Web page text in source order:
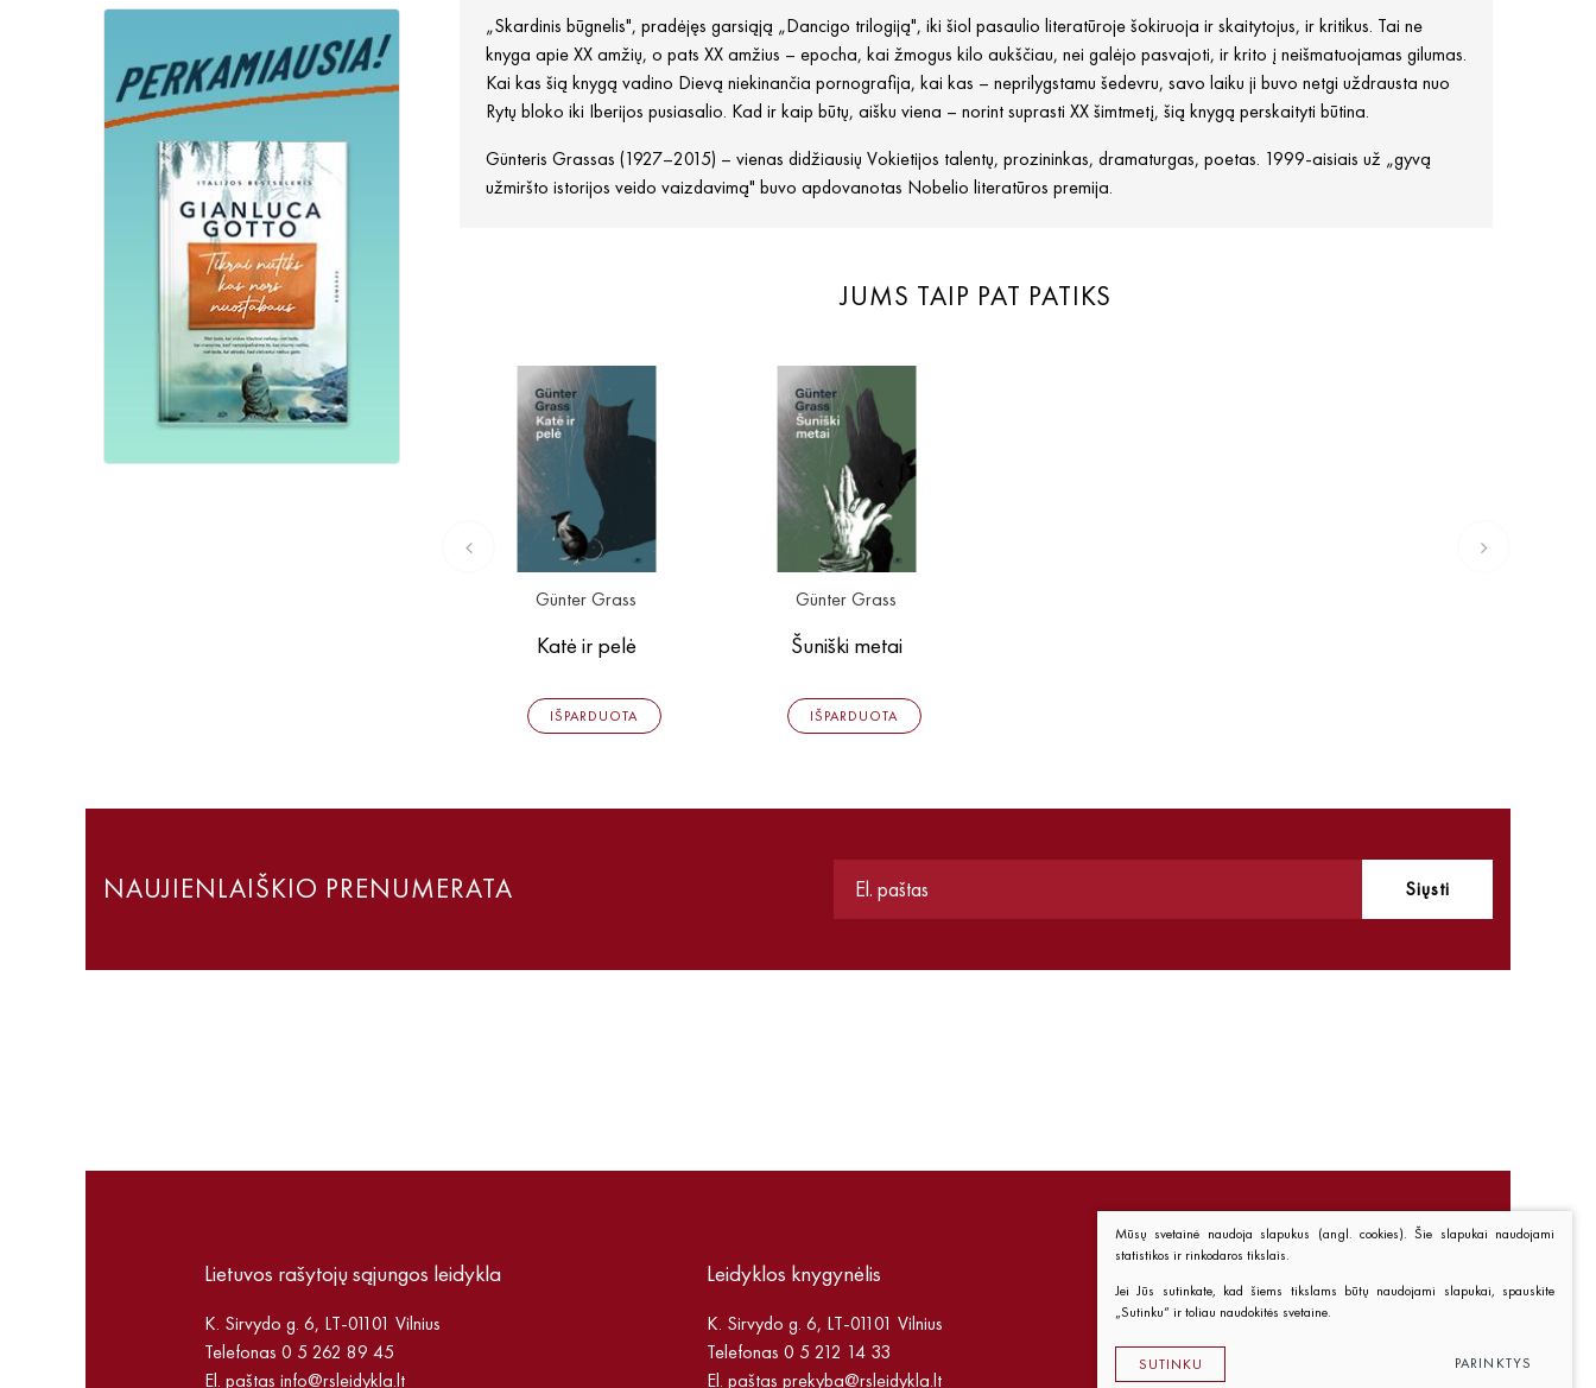
„Skardinis būgnelis", pradėjęs garsiąją „Dancigo trilogiją", iki šiol pasaulio literatūroje šokiruoja ir skaitytojus, ir kritikus. Tai ne
knyga apie XX amžių, o pats XX amžius – epocha, kai žmogus kilo aukščiau, nei galėjo pasvajoti, ir krito į neišmatuojamas gilumas.
Kai kas šią knygą vadino Dievą niekinančia pornografija, kai kas – neprilygstamu šedevru, savo laiku ji buvo netgi uždrausta nuo
Rytų bloko iki Iberijos pusiasalio. Kad ir kaip būtų, aišku viena – norint suprasti XX šimtmetį, šią knygą perskaityti būtina.
Günteris Grassas (1927–2015) – vienas didžiausių Vokietijos talentų, prozininkas, dramaturgas, poetas. 1999-aisiais už „gyvą
užmiršto istorijos veido vaizdavimą" buvo apdovanotas Nobelio literatūros premija.
JUMS TAIP PAT PATIKS
Günter Grass
Katė ir pelė
IŠPARDUOTA
Günter Grass
Šuniški metai
IŠPARDUOTA
NAUJIENLAIŠKIO PRENUMERATA Siųsti
Lietuvos rašytojų sąjungos leidykla
K. Sirvydo g. 6, LT-01101 Vilnius
Telefonas 0 5 262 89 45
El. paštas info@rsleidykla.lt
Leidyklos knygynėlis
K. Sirvydo g. 6, LT-01101 Vilnius
Telefonas 0 5 212 14 33
El. paštas prekyba@rsleidykla.lt
Kaip pirkti
Taisyklės
Mūsų svetainė naudoja slapukus (angl. cookies). Šie slapukai naudojami
statistikos ir rinkodaros tikslais.
Jei Jūs sutinkate, kad šiems tikslams būtų naudojami slapukai, spauskite
„Sutinku“ ir toliau naudokitės svetaine.
SUTINKU PARINKTYS